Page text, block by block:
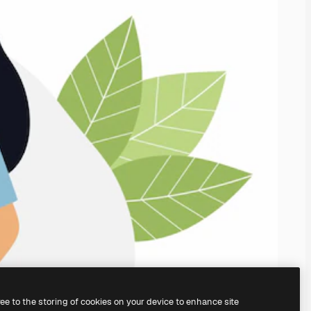
to the storing of cookies on your device to enhance site